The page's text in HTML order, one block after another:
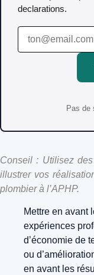
declarations.
Pas de
Conseil : Utilisez
illustrer vos
plombier à l’APHP.
Mettre en avant
expériences
d’économie de
ou
en avant les